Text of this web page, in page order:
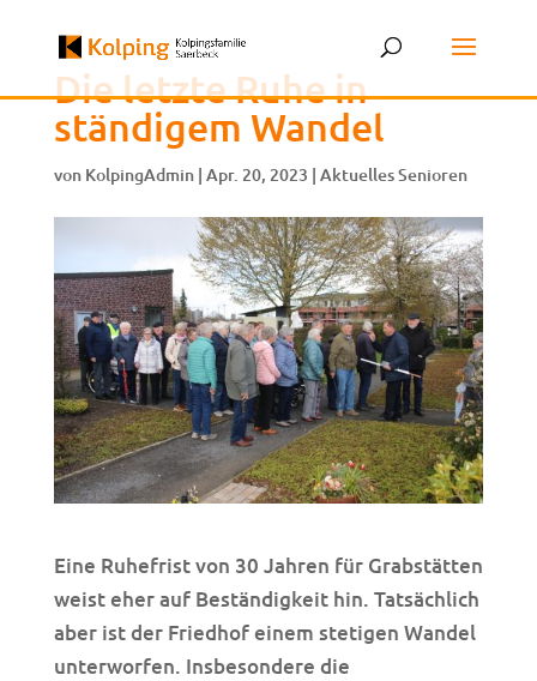
Die letzte Ruhe in
ständigem Wandel
von KolpingAdmin| Apr. 20, 2023 | Aktuelles Senioren
Eine Ruhefrist von 30 Jahren für Grabstätten
weist eher auf Beständigkeit hin. Tatsächlich
aber ist der Friedhof einem stetigen Wandel
unterworfen. Insbesondere die